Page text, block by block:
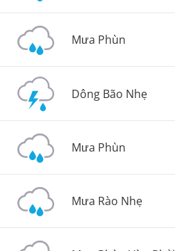
Mưa Phùn
Dông Bão Nhẹ
Mưa Phùn
Mưa Rào Nhẹ